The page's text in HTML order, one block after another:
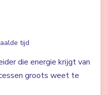
tijd
die energie krijgt van
groots weet te